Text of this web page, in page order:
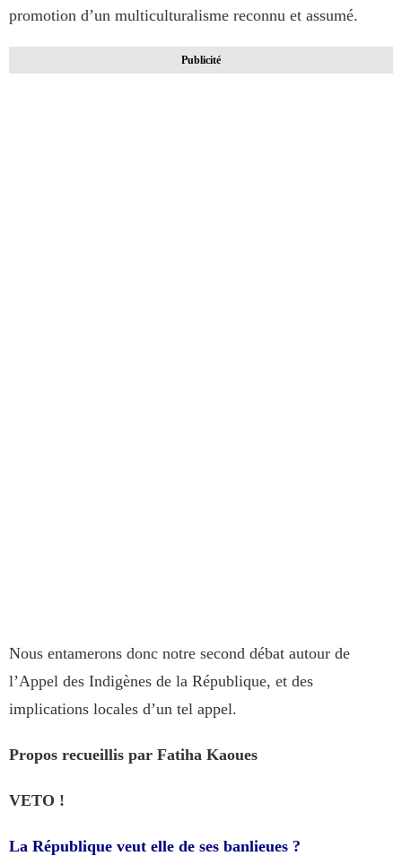
promotion d’un multiculturalisme reconnu et assumé.
Publicité
Nous entamerons donc notre second débat autour de
l’Appel des Indigènes de la République, et des
implications locales d’un tel appel.
Propos recueillis par Fatiha Kaoues
VETO !
La République veut elle de ses banlieues ?